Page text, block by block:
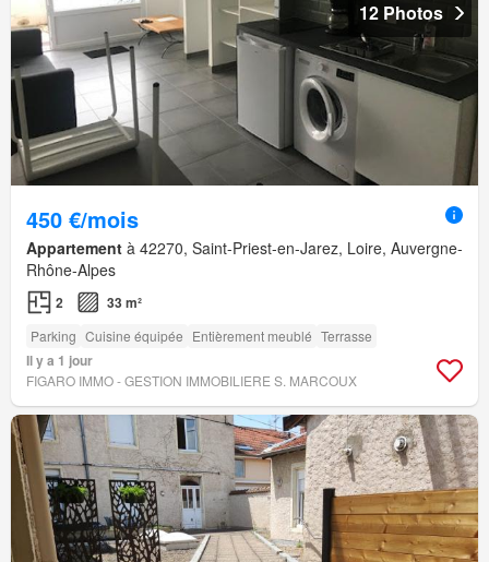
12 Photos
450 €/mois
Appartement à 42270, Saint-Priest-en-Jarez, Loire, Auvergne-
Rhône-Alpes
2 33 m²
Parking Cuisine équipée Entièrement meublé Terrasse
Il y a 1 jour
FIGARO IMMO - GESTION IMMOBILIERE S. MARCOUX